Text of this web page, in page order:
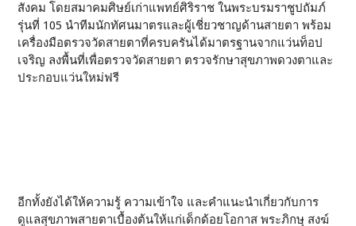
สังคม โดยสมาคมศิษย์เก่าแพทย์ศิริราช ในพระบรมราชูปถัมภ์
รุ่นที่ 105 นำทีมนักทัศนมาตรและผู้เชี่ยวชาญด้านสายตา พร้อม
เครื่องมือตรวจวัดสายตาที่ครบครันได้มาตรฐานจากแว่นท็อป
เจริญ ลงพื้นที่เพื่อตรวจวัดสายตา ตรวจรักษาสุขภาพดวงตาและ
ประกอบแว่นใหม่ฟรี
อีกทั้งยังได้ให้ความรู้ ความเข้าใจ และคำแนะนำเกี่ยวกับการ
ดูแลสุขภาพสายตาเบื้องต้นให้แก่เด็กด้อยโอกาส พระภิกษุ สงฆ์